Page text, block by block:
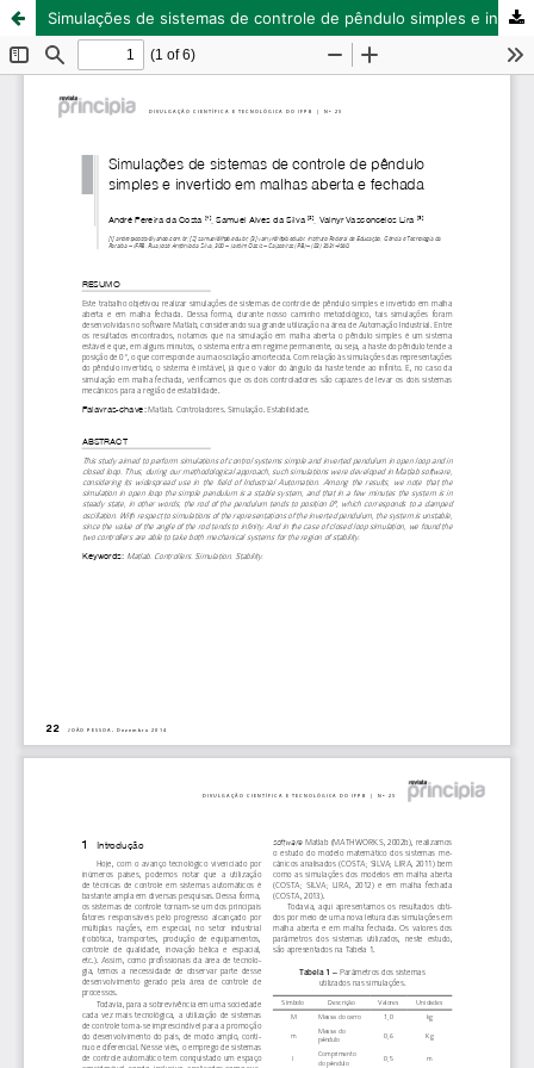
Simulações de sistemas de controle de pêndulo simples e invertido em malhas aberta e fechada